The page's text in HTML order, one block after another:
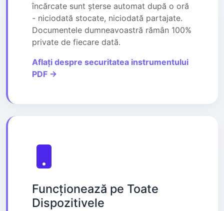
încărcate sunt șterse automat după o oră
- niciodată stocate, niciodată partajate.
Documentele dumneavoastră rămân 100%
private de fiecare dată.
Aflați despre securitatea instrumentului
PDF →
Funcționează pe Toate
Dispozitivele